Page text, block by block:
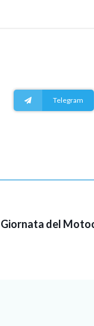
Telegram
Giornata del